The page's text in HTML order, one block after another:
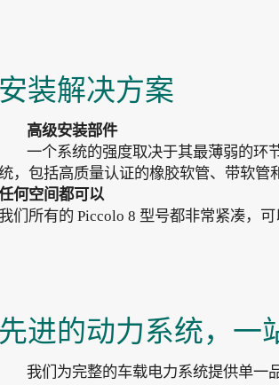
安装解决方案
高级安装部件
一个系统的强度取决于其最薄弱的环节
，包括高质量认证的橡胶软管、带软
何空间都可以
们所有的 Piccolo 8 型号都非常紧凑，
先进的动力系统，一
我们为完整的车载电力系统提供单一品